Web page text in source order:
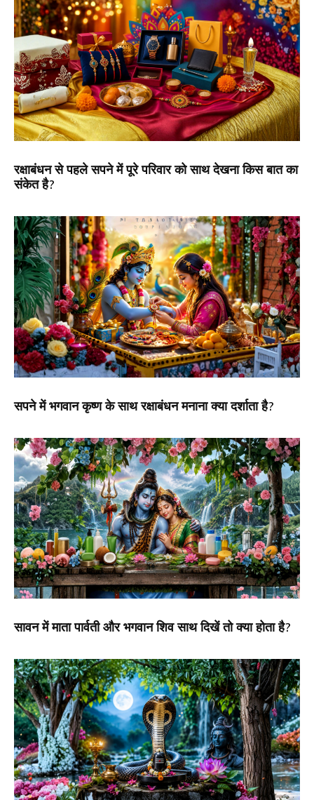
रक्षाबंधन से पहले सपने में पूरे परिवार को साथ देखना किस बात का
संकेत है?
सपने में भगवान कृष्ण के साथ रक्षाबंधन मनाना क्या दर्शाता है?
सावन में माता पार्वती और भगवान शिव साथ दिखें तो क्या होता है?